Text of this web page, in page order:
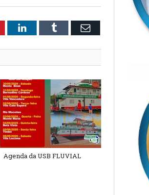
LinkedInTumblr Email
Agenda da USB FLUVIAL